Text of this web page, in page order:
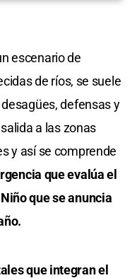
escenario de
de ríos, se suele
defensas y
a las zonas
y así se comprende
que evalúa el
que se anuncia
que integran el